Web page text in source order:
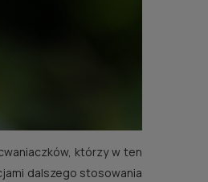
którzy w ten
dalszego stosowania